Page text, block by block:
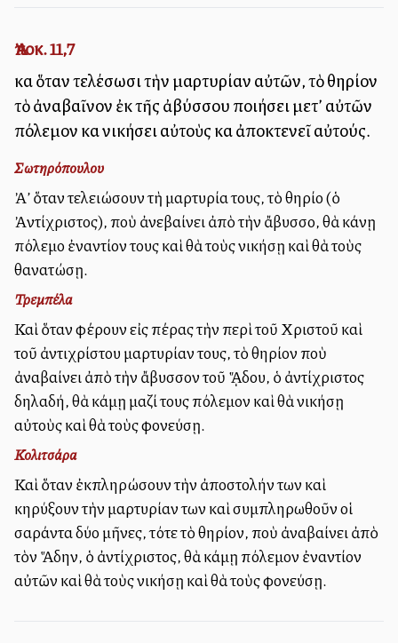
Ἀποκ. 11,7
καὶ ὅταν τελέσωσι τὴν μαρτυρίαν αὐτῶν, τὸ θηρίον
τὸ ἀναβαῖνον ἐκ τῆς ἀβύσσου ποιήσει μετ’ αὐτῶν
πόλεμον καὶ νικήσει αὐτοὺς καὶ ἀποκτενεῖ αὐτούς.
Σωτηρόπουλου
Ἀλλ’ ὅταν τελειώσουν τὴ μαρτυρία τους, τὸ θηρίο (ὁ
Ἀντίχριστος), ποὺ ἀνεβαίνει ἀπὸ τὴν ἄβυσσο, θὰ κάνῃ
πόλεμο ἐναντίον τους καὶ θὰ τοὺς νικήσῃ καὶ θὰ τοὺς
θανατώσῃ.
Τρεμπέλα
Καὶ ὅταν φέρουν εἰς πέρας τὴν περὶ τοῦ Χριστοῦ καὶ
τοῦ ἀντιχρίστου μαρτυρίαν τους, τὸ θηρίον ποὺ
ἀναβαίνει ἀπὸ τὴν ἄβυσσον τοῦ ᾍδου, ὁ ἀντίχριστος
δηλαδή, θὰ κάμῃ μαζί τους πόλεμον καὶ θὰ νικήσῃ
αὐτοὺς καὶ θὰ τοὺς φονεύσῃ.
Κολιτσάρα
Καὶ ὅταν ἐκπληρώσουν τὴν ἀποστολήν των καὶ
κηρύξουν τὴν μαρτυρίαν των καὶ συμπληρωθοῦν οἱ
σαράντα δύο μῆνες, τότε τὸ θηρίον, ποὺ ἀναβαίνει ἀπὸ
τὸν Ἅδην, ὁ ἀντίχριστος, θὰ κάμῃ πόλεμον ἐναντίον
αὐτῶν καὶ θὰ τοὺς νικήσῃ καὶ θὰ τοὺς φονεύσῃ.